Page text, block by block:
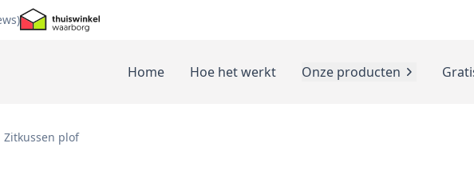
Home Hoe het werkt Onze producten
Zitkussen plof